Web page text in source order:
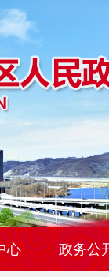
心 政务公